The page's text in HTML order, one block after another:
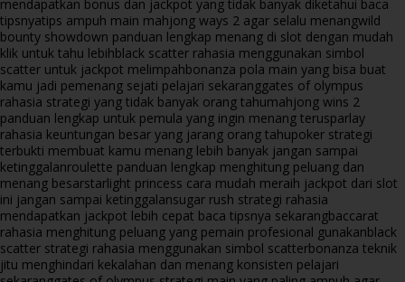
mendapatkan bonus dan jackpot yang tidak banyak diketahui baca
tipsnyatips ampuh main mahjong ways 2 agar selalu menangwild
bounty showdown panduan lengkap menang di slot dengan mudah
klik untuk tahu lebihblack scatter rahasia menggunakan simbol
scatter untuk jackpot melimpahbonanza pola main yang bisa buat
kamu jadi pemenang sejati pelajari sekaranggates of olympus
rahasia strategi yang tidak banyak orang tahumahjong wins 2
panduan lengkap untuk pemula yang ingin menang terusparlay
rahasia keuntungan besar yang jarang orang tahupoker strategi
terbukti membuat kamu menang lebih banyak jangan sampai
ketinggalanroulette panduan lengkap menghitung peluang dan
menang besarstarlight princess cara mudah meraih jackpot dari slot
ini jangan sampai ketinggalansugar rush strategi rahasia
mendapatkan jackpot lebih cepat baca tipsnya sekarangbaccarat
rahasia menghitung peluang yang pemain profesional gunakanblack
scatter strategi rahasia menggunakan simbol scatterbonanza teknik
jitu menghindari kekalahan dan menang konsisten pelajari